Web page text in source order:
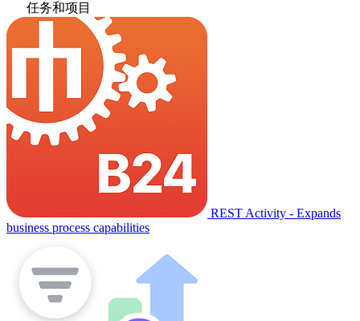
任务和项目
REST Activity - Expands
business process capabilities